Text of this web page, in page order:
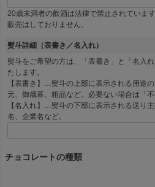
須
20歳未満者の飲酒は法律で禁止されていま
販売はしておりません。
熨斗詳細（表書き／名入れ）
熨斗をご希望の方は、「表書き」と「名入
たします。
【表書き】…熨斗の上部に表示される用途
元、御歳暮、粗品など。必要ない場合は「不
【名入れ】…熨斗の下部に表示される送り
名、企業名など。
チョコレートの種類